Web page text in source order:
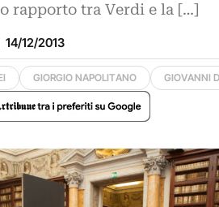
rapporto tra Verdi e la […]
14/12/2013
GIORGIO NAPOLITANO GIOVANNI